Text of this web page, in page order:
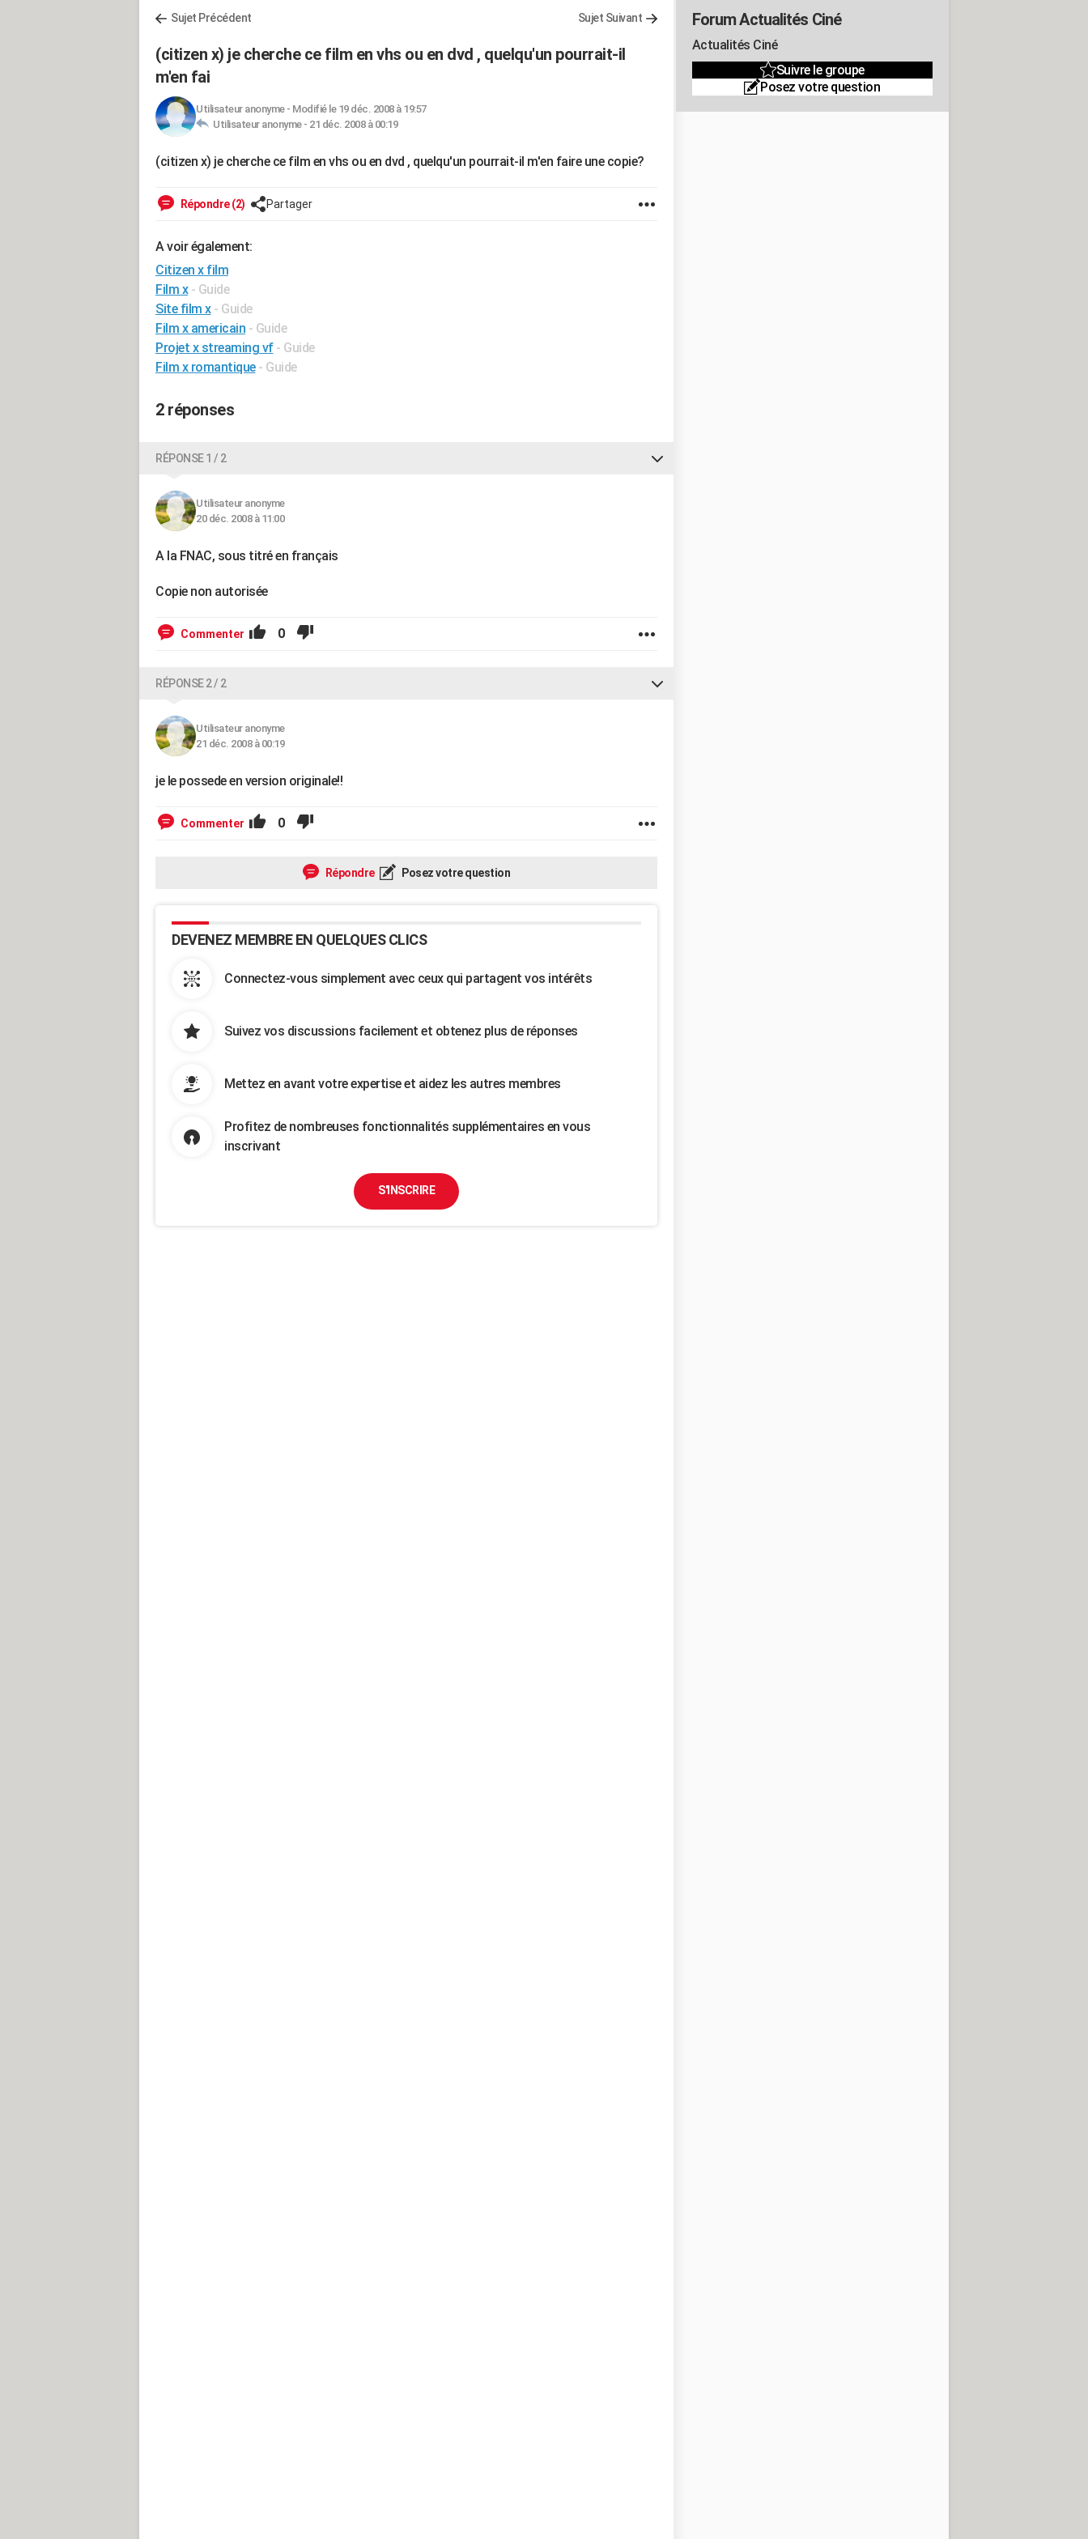
Sujet Précédent Sujet Suivant
(citizen x) je cherche ce film en vhs ou en dvd , quelqu'un pourrait-il
m'en fai
Utilisateur anonyme- Modifié le 19 déc. 2008 à 19:57
Utilisateur anonyme - 21 déc. 2008 à 00:19
(citizen x) je cherche ce film en vhs ou en dvd , quelqu'un pourrait-il m'en faire une copie?
Répondre (2) Partager
A voir également:
Citizen x film
Film x - Guide
Site film x - Guide
Film x americain - Guide
Projet x streaming vf - Guide
Film x romantique - Guide
2 réponses
RÉPONSE 1 / 2
Utilisateur anonyme
20 déc. 2008 à 11:00
A la FNAC, sous titré en français
Copie non autorisée
Commenter 0
RÉPONSE 2 / 2
Utilisateur anonyme
21 déc. 2008 à 00:19
je le possede en version originale!!
Commenter 0
Répondre Posez votre question
DEVENEZ MEMBRE EN QUELQUES CLICS
Connectez-vous simplement avec ceux qui partagent vos intérêts
Suivez vos discussions facilement et obtenez plus de réponses
Mettez en avant votre expertise et aidez les autres membres
Profitez de nombreuses fonctionnalités supplémentaires en vous
inscrivant
S'INSCRIRE
Forum Actualités Ciné
Actualités Ciné
Suivre le groupe
Posez votre question